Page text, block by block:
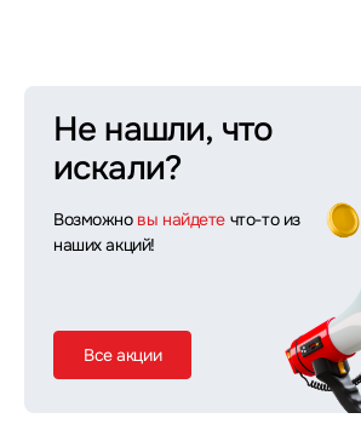
Не нашли, что
искали?
Возможно вы найдете что-то из
наших акций!
Все акции